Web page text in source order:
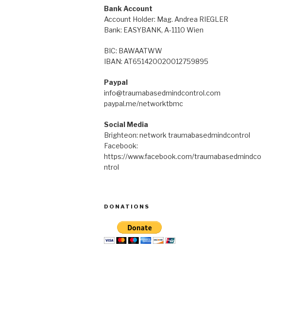
Bank Account
Account Holder: Mag. Andrea RIEGLER
Bank: EASYBANK, A-1110 Wien
BIC: BAWAATWW
IBAN: AT651420020012759895
Paypal
info@traumabasedmindcontrol.com
paypal.me/networktbmc
Social Media
Brighteon: network traumabasedmindcontrol
Facebook:
https://www.facebook.com/traumabasedmindco
ntrol
DONATIONS